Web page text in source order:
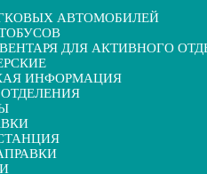
АВТОМОБИЛЕЙ
ДЛЯ АКТИВНОГО
ИНФОРМАЦИЯ